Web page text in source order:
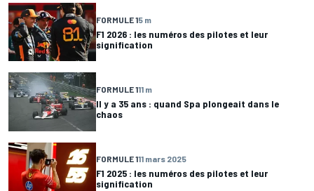
FORMULE 15 m
F1 2026 : les numéros des pilotes et leur
signification
FORMULE 111 m
Il y a 35 ans : quand Spa plongeait dans le
chaos
FORMULE 111 mars 2025
F1 2025 : les numéros des pilotes et leur
signification